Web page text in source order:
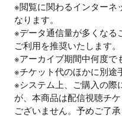
※閲覧に関わるインターネ
なります。
※データ通信量が多くな
ご利用を推奨いたします。
※アーカイブ期間中何度で
※チケット代のほかに別途
※システム上、ご購入の際
が、本商品は配信視聴チ
ございません。予めご了承